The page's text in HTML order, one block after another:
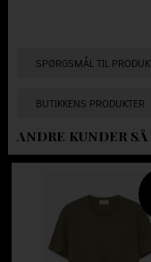
SPØRGSMÅL TIL
BUTIKKENS PRODUKTER
ANDRE KUNDER SÅ